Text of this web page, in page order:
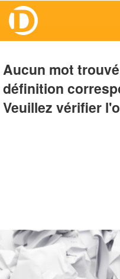
Aucun mot
définition
Veuillez vérifier